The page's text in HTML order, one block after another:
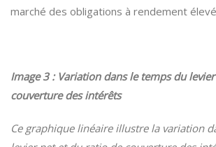
marché des obligations à rendement
Image 3 : Variation dans le temps du
couverture des intérêts
Ce graphique linéaire illustre la variation